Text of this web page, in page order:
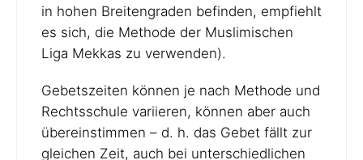
in hohen Breitengraden befinden, empfiehlt
es sich, die Methode der Muslimischen
Liga Mekkas zu verwenden).
Gebetszeiten können je nach Methode und
Rechtsschule variieren, können aber auch
übereinstimmen – d. h. das Gebet fällt zur
gleichen Zeit, auch bei unterschiedlichen